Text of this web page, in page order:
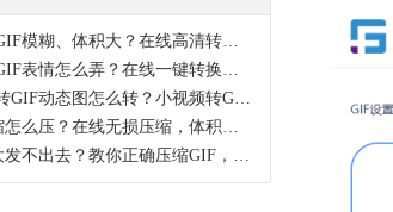
视频转GIF模糊、体积大？在线高清转换，3步搞定无水印
视频转GIF表情怎么弄？在线一键转换，高清流畅无水印
小视频转GIF动态图怎么转？小视频转GIF动态图工具推荐
GIF压缩怎么压？在线无损压缩，体积变小画质不变
GIF太大发不出去？教你正确压缩GIF，保留画质减小体积